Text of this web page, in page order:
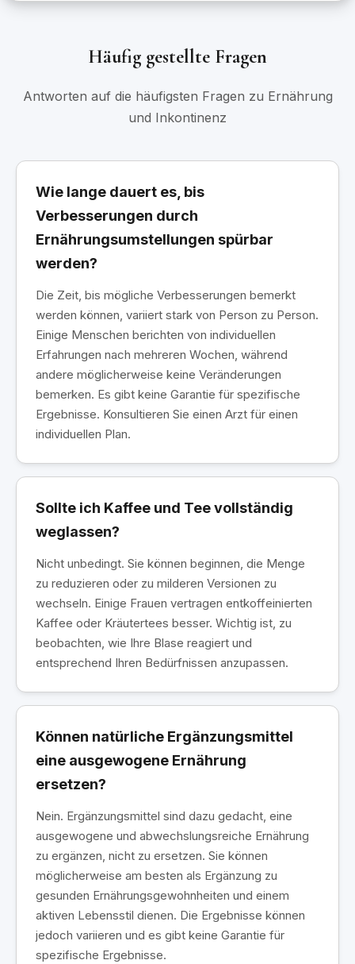
Häufig gestellte Fragen
Antworten auf die häufigsten Fragen zu Ernährung
und Inkontinenz
Wie lange dauert es, bis
Verbesserungen durch
Ernährungsumstellungen spürbar
werden?
Die Zeit, bis mögliche Verbesserungen bemerkt
werden können, variiert stark von Person zu Person.
Einige Menschen berichten von individuellen
Erfahrungen nach mehreren Wochen, während
andere möglicherweise keine Veränderungen
bemerken. Es gibt keine Garantie für spezifische
Ergebnisse. Konsultieren Sie einen Arzt für einen
individuellen Plan.
Sollte ich Kaffee und Tee vollständig
weglassen?
Nicht unbedingt. Sie können beginnen, die Menge
zu reduzieren oder zu milderen Versionen zu
wechseln. Einige Frauen vertragen entkoffeinierten
Kaffee oder Kräutertees besser. Wichtig ist, zu
beobachten, wie Ihre Blase reagiert und
entsprechend Ihren Bedürfnissen anzupassen.
Können natürliche Ergänzungsmittel
eine ausgewogene Ernährung
ersetzen?
Nein. Ergänzungsmittel sind dazu gedacht, eine
ausgewogene und abwechslungsreiche Ernährung
zu ergänzen, nicht zu ersetzen. Sie können
möglicherweise am besten als Ergänzung zu
gesunden Ernährungsgewohnheiten und einem
aktiven Lebensstil dienen. Die Ergebnisse können
jedoch variieren und es gibt keine Garantie für
spezifische Ergebnisse.